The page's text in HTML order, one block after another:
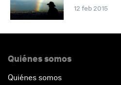
12 feb 2015
Quiénes somos
Quiénes somos